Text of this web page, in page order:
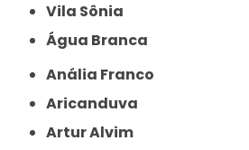
Vila Sônia
Água Branca
Anália Franco
Aricanduva
Artur Alvim